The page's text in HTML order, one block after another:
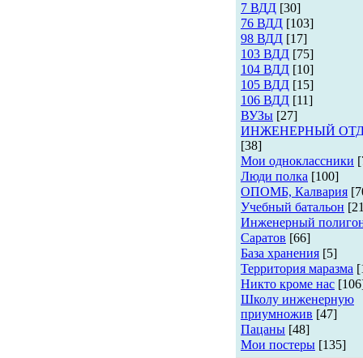
7 ВДД [30]
76 ВДД [103]
98 ВДД [17]
103 ВДД [75]
104 ВДД [10]
105 ВДД [15]
106 ВДД [11]
ВУЗы [27]
ИНЖЕНЕРНЫЙ
[38]
Мои одноклассники
Люди полка [100]
ОПОМБ, Калвария
Учебный батальон
Инженерный
Саратов [66]
База хранения [5]
Территория маразма
Никто кроме нас
Школу инженерную
приумножив [47]
Пацаны [48]
Мои постеры [135]